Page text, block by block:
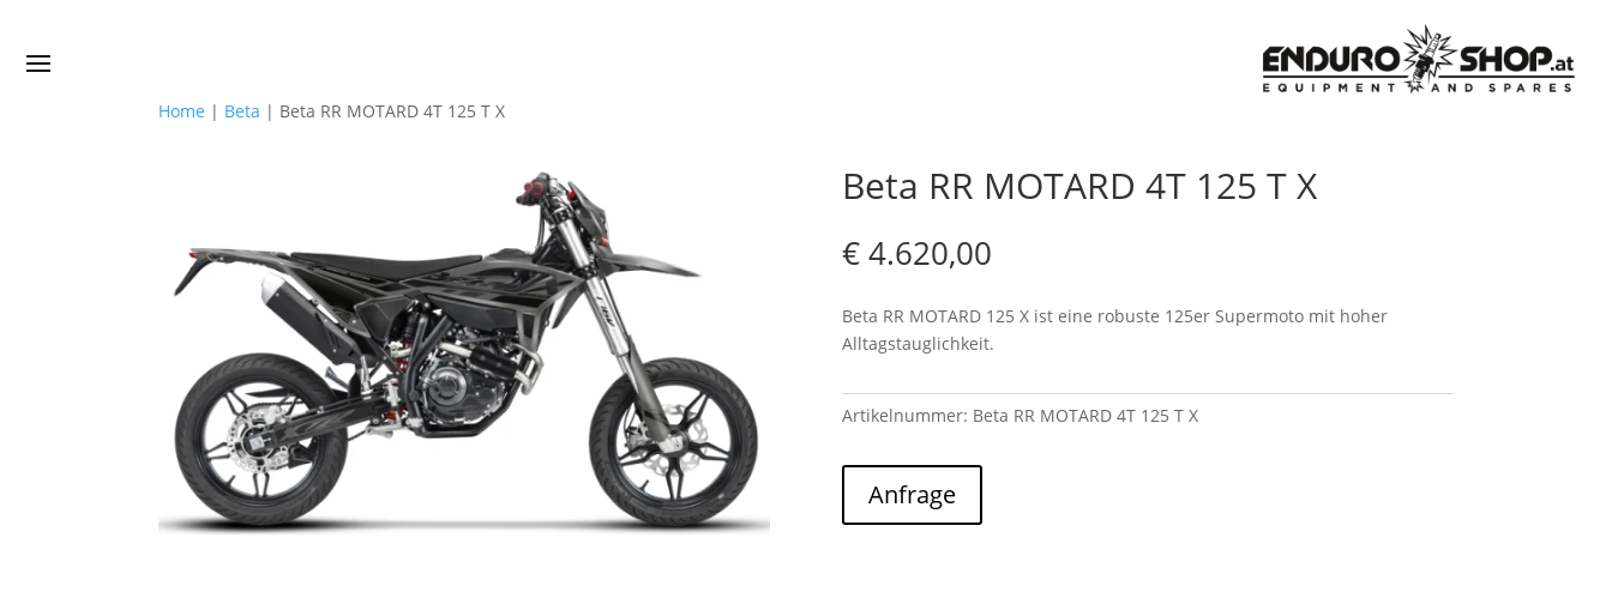
Home | Beta | Beta RR MOTARD 4T 125 T X
Beta RR MOTARD 4T 125 T X
€4.620,00
Beta RR MOTARD 125 X ist eine robuste 125er Supermoto mit hoher
Alltagstauglichkeit.
Artikelnummer: Beta RR MOTARD 4T 125 T X
Anfrage